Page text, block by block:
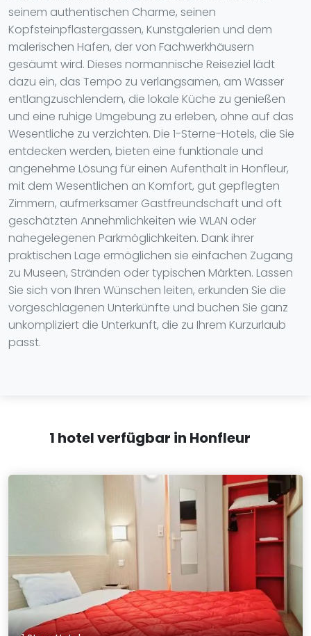
seinem authentischen Charme, seinen
Kopfsteinpflastergassen, Kunstgalerien und dem
malerischen Hafen, der von Fachwerkhäusern
gesäumt wird. Dieses normannische Reiseziel lädt
dazu ein, das Tempo zu verlangsamen, am Wasser
entlangzuschlendern, die lokale Küche zu genießen
und eine ruhige Umgebung zu erleben, ohne auf das
Wesentliche zu verzichten. Die 1-Sterne-Hotels, die Sie
entdecken werden, bieten eine funktionale und
angenehme Lösung für einen Aufenthalt in Honfleur,
mit dem Wesentlichen an Komfort, gut gepflegten
Zimmern, aufmerksamer Gastfreundschaft und oft
geschätzten Annehmlichkeiten wie WLAN oder
nahegelegenen Parkmöglichkeiten. Dank ihrer
praktischen Lage ermöglichen sie einfachen Zugang
zu Museen, Stränden oder typischen Märkten. Lassen
Sie sich von Ihren Wünschen leiten, erkunden Sie die
vorgeschlagenen Unterkünfte und buchen Sie ganz
unkompliziert die Unterkunft, die zu Ihrem Kurzurlaub
passt.
1 hotel verfügbar in Honfleur